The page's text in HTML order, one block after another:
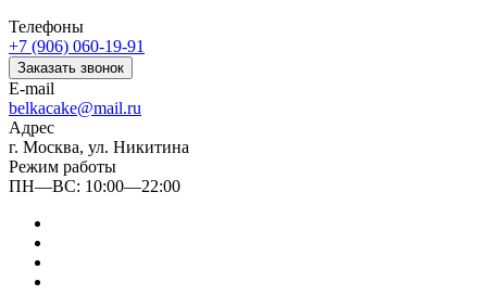
Телефоны
+7 (906) 060-19-91
Заказать звонок
E-mail
belkacake@mail.ru
Адрес
г. Москва, ул. Никитина
Режим работы
ПН—ВС: 10:00—22:00